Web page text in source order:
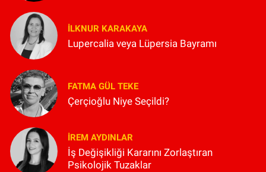
İLKNUR KARAKAYA
Lupercalia veya Lüpersia Bayramı
FATMA GÜL TEKE
Çerçioğlu Niye Seçildi?
İREM AYDINLAR
İş Değişikliği Kararını Zorlaştıran
Psikolojik Tuzaklar